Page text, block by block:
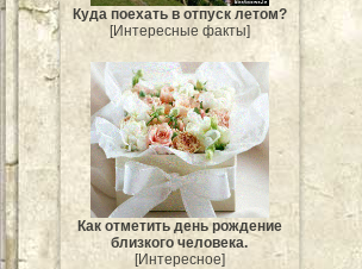
Куда поехать в отпуск летом?
[Интересные факты]
Как отметить день рождение
близкого человека.
[Интересное]